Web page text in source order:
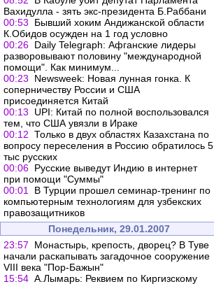
Вахидулла - зять экс-президента Б.Раббани
00:53
Бывший хоким Андижанской области
К.Обидов осужден на 1 год условно
00:26 Daily Telegraph: Афганские лидеры
разворовывают половину "международной
помощи". Как минимум...
00:23
Newsweek: Новая лунная гонка. К
соперничеству России и США
присоединяется Китай
00:13
UPI: Китай по полной воспользовался
тем, что США увязли в Ираке
00:12 Только в двух областях Казахстана по
вопросу переселения в Россию обратилось 5
тыс русских
00:06 Русские выведут Индию в интернет
при помощи "Суммы"
00:01
В Турции прошел семинар-тренинг по
компьютерным технологиям для узбекских
правозащитников
Понедельник, 29.01.2007
23:57
Монастырь, крепость, дворец? В Туве
начали раскапывать загадочное сооружение
VIII века "Пор-Бажын"
15:54 А.Лымарь: Реквием по Киргизскому